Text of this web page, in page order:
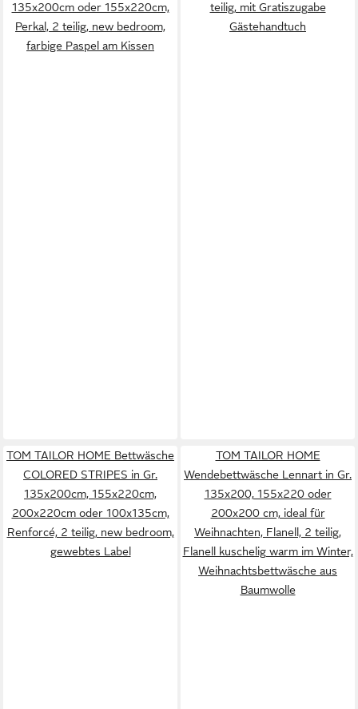
135x200cm oder 155x220cm,
Perkal, 2 teilig, new bedroom,
farbige Paspel am Kissen
teilig, mit Gratiszugabe
Gästehandtuch
TOM TAILOR HOME Bettwäsche
COLORED STRIPES in Gr.
135x200cm, 155x220cm,
200x220cm oder 100x135cm,
Renforcé, 2 teilig, new bedroom,
gewebtes Label
TOM TAILOR HOME
Wendebettwäsche Lennart in Gr.
135x200, 155x220 oder
200x200 cm, ideal für
Weihnachten, Flanell, 2 teilig,
Flanell kuschelig warm im Winter,
Weihnachtsbettwäsche aus
Baumwolle